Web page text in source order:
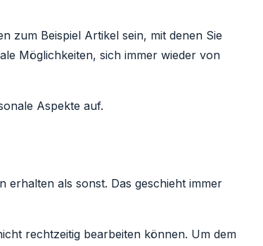
zum Beispiel Artikel sein, mit denen Sie
Möglichkeiten, sich immer wieder von
Aspekte auf.
erhalten als sonst. Das geschieht immer
rechtzeitig bearbeiten können. Um dem